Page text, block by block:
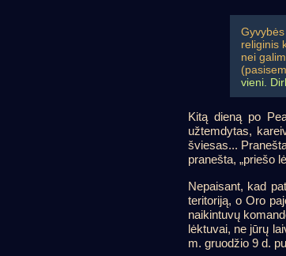
religinis
nei
vieni.
Kitą dieną po
užtemdytas,
šviesas...
pranešta, „priešo
Nepaisant, kad
teritoriją, o Oro
naikintuvų
lėktuvai, ne jūrų
m. gruodžio 9 d.